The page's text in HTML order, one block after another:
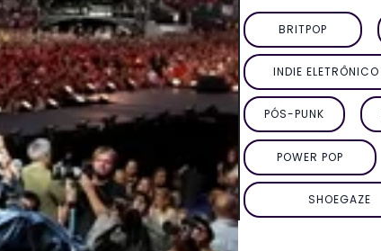
BRITPOP
INDIE ELETRÔNICO
PÓS-PUNK
POWER POP
SHOEGAZE